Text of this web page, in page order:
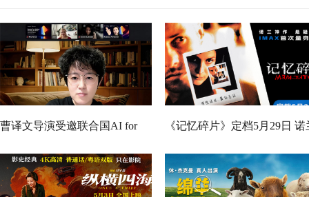
曹译文导演受邀联合国AI for
Good全球峰会 以AI影像传递向
善力量
《记忆碎片》定档5月29日 诺
神作IMAX首次量身定制